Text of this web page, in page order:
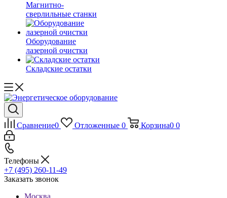
Магнитно-
сверлильные станки
Оборудование
лазерной очистки
Складские остатки
Сравнение0 Отложенные 0 Корзина0 0
Телефоны
+7 (495) 260-11-49
Заказать звонок
Москва